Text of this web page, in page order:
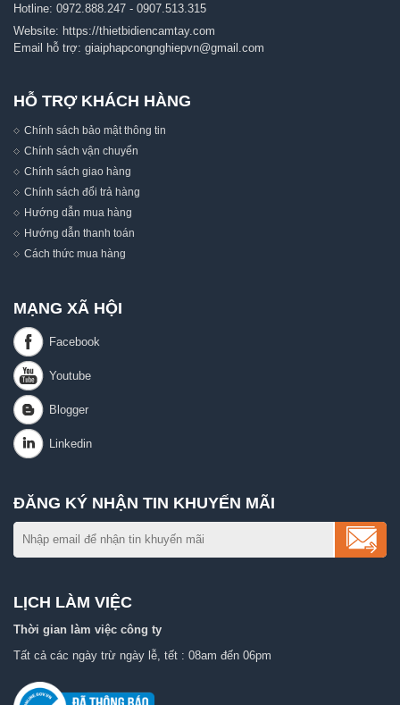
Hotline: 0972.888.247 - 0907.513.315
Website: https://thietbidiencamtay.com
Email hỗ trợ: giaiphapcongnghiepvn@gmail.com
HỖ TRỢ KHÁCH HÀNG
Chính sách bảo mật thông tin
Chính sách vận chuyển
Chính sách giao hàng
Chính sách đổi trả hàng
Hướng dẫn mua hàng
Hướng dẫn thanh toán
Cách thức mua hàng
MẠNG XÃ HỘI
ĐĂNG KÝ NHẬN TIN KHUYẾN MÃI
LỊCH LÀM VIỆC
Thời gian làm việc công ty
Tất cả các ngày trừ ngày lễ, tết : 08am đến 06pm